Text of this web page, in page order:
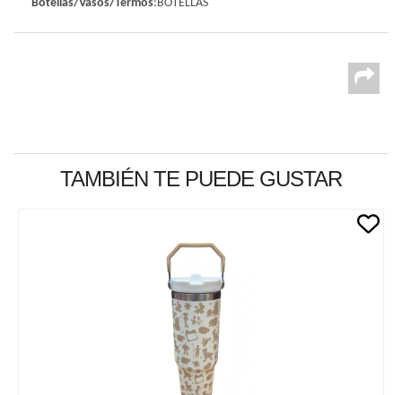
Botellas/Vasos/Termos:BOTELLAS
TAMBIÉN TE PUEDE GUSTAR